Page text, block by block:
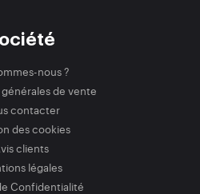
nous ?
de vente
contacter
des cookies
clients
légales
Confidentialité